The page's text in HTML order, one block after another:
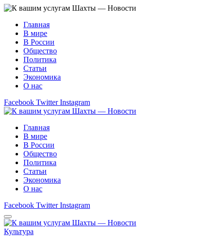
Главная
В мире
В России
Общество
Политика
Статьи
Экономика
О нас
Facebook Twitter Instagram
Главная
В мире
В России
Общество
Политика
Статьи
Экономика
О нас
Facebook Twitter Instagram
Культура